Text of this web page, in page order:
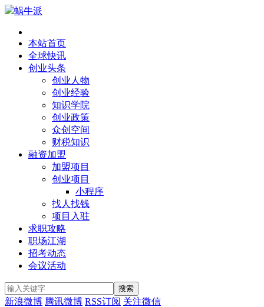
蜗牛派
本站首页
全球快讯
创业头条
创业人物
创业经验
知识学院
创业政策
众创空间
财税知识
融资加盟
加盟项目
创业项目
小程序
找人找钱
项目入驻
求职攻略
职场江湖
招考动态
会议活动
新浪微博 腾讯微博 RSS订阅 关注微信